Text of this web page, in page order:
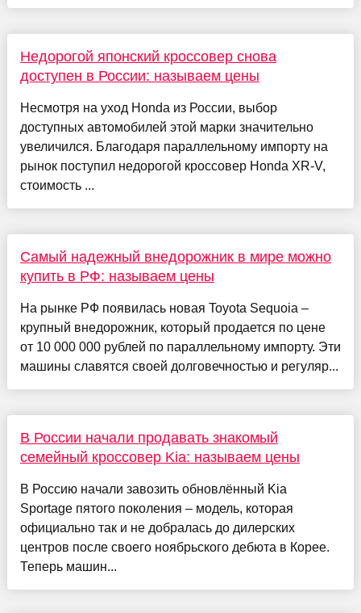
Недорогой японский кроссовер снова
доступен в России: называем цены
Несмотря на уход Honda из России, выбор
доступных автомобилей этой марки значительно
увеличился. Благодаря параллельному импорту на
рынок поступил недорогой кроссовер Honda XR-V,
стоимость ...
Самый надежный внедорожник в мире можно
купить в РФ: называем цены
На рынке РФ появилась новая Toyota Sequoia –
крупный внедорожник, который продается по цене
от 10 000 000 рублей по параллельному импорту. Эти
машины славятся своей долговечностью и регуляр...
В России начали продавать знакомый
семейный кроссовер Kia: называем цены
В Россию начали завозить обновлённый Kia
Sportage пятого поколения – модель, которая
официально так и не добралась до дилерских
центров после своего ноябрьского дебюта в Корее.
Теперь машин...